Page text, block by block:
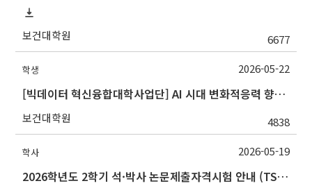
보건대학원 6677
학생
[빅데이터 혁신융합대학사업단] AI 시대 변화적응력 향상 비교과 프로그램 안내
보건대학원 4838
2026-05-22
학사
2026학년도 2학기 석·박사 논문제출자격시험 안내 (TSQ exam: Major and Korean for foreign students)
2026-05-19